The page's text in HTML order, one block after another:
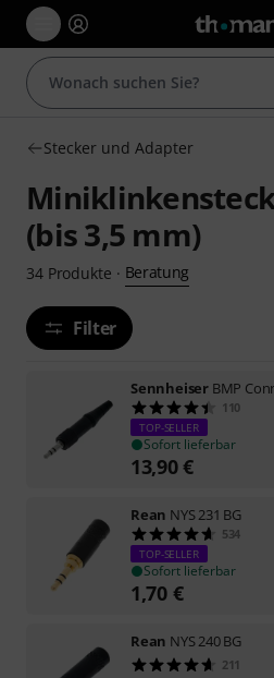
Stecker und Adapter
(bis 3,5 mm)
34 Produkte · Beratung
Filter
Sennheiser BMP
110
TOP-SELLER
Sofort lieferbar
13,90€
Rean NYS 231 BG
534
TOP-SELLER
Sofort lieferbar
1,70 €
Rean NYS 240 BG
211